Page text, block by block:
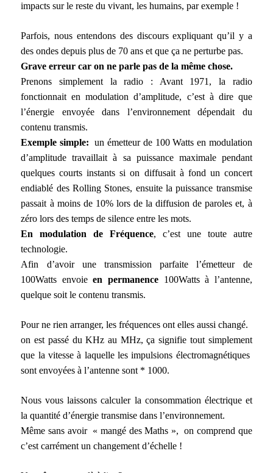
impacts sur le reste du vivant, les humains, par exemple !
Parfois, nous entendons des discours expliquant qu’il y a
des ondes depuis plus de 70 ans et que ça ne perturbe pas.
Grave erreur car on ne parle pas de la même chose.
Prenons simplement la radio : Avant 1971, la radio
fonctionnait en modulation d’amplitude, c’est à dire que
l’énergie envoyée dans l’environnement dépendait du
contenu transmis.
Exemple simple: un émetteur de 100 Watts en modulation
d’amplitude travaillait à sa puissance maximale pendant
quelques courts instants si on diffusait à fond un concert
endiablé des Rolling Stones, ensuite la puissance transmise
passait à moins de 10% lors de la diffusion de paroles et, à
zéro lors des temps de silence entre les mots.
En modulation de Fréquence, c’est une toute autre
technologie.
Afin d’avoir une transmission parfaite l’émetteur de
100Watts envoieen permanence 100Watts à l’antenne,
quelque soit le contenu transmis.
Pour ne rien arranger, les fréquences ont elles aussi changé.
on est passé du KHz au MHz, ça signifie tout simplement
que la vitesse à laquelle les impulsions électromagnétiques
sont envoyées à l’antenne sont * 1000.
Nous vous laissons calculer la consommation électrique et
la quantité d’énergie transmise dans l’environnement.
Même sans avoir « mangé des Maths », on comprend que
c’est carrément un changement d’échelle !